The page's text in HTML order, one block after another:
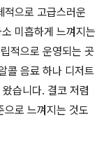
적으로 고급스러운
미흡하게 느껴지는
적으로 운영되는 곳
콜 음료 하나 디저트
습니다. 결코 저렴
으로 느껴지는 것도